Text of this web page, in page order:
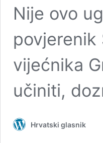
Nije ovo
povjerenik
vijećnika
učiniti,
Hrvatski glasnik